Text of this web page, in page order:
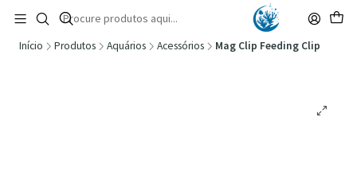
🚚 Portugal Continental: Portes Grátis desde 149,90€ (Envio extresso: 14,90€)
Ler mais
Início Produtos Aquários Acessórios Mag Clip Feeding Clip